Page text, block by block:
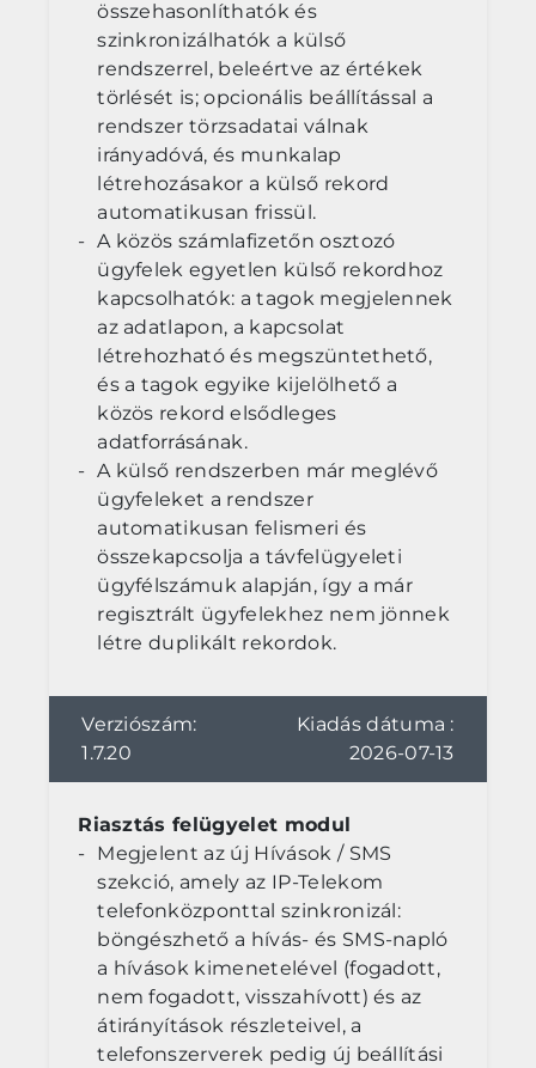
összehasonlíthatók és
szinkronizálhatók a külső
rendszerrel, beleértve az értékek
törlését is; opcionális beállítással a
rendszer törzsadatai válnak
irányadóvá, és munkalap
létrehozásakor a külső rekord
automatikusan frissül.
A közös számlafizetőn osztozó
ügyfelek egyetlen külső rekordhoz
kapcsolhatók: a tagok megjelennek
az adatlapon, a kapcsolat
létrehozható és megszüntethető,
és a tagok egyike kijelölhető a
közös rekord elsődleges
adatforrásának.
A külső rendszerben már meglévő
ügyfeleket a rendszer
automatikusan felismeri és
összekapcsolja a távfelügyeleti
ügyfélszámuk alapján, így a már
regisztrált ügyfelekhez nem jönnek
létre duplikált rekordok.
Verziószám:
1.7.20
Kiadás dátuma :
2026-07-13
Riasztás felügyelet modul
Megjelent az új Hívások / SMS
szekció, amely az IP-Telekom
telefonközponttal szinkronizál:
böngészhető a hívás- és SMS-napló
a hívások kimenetelével (fogadott,
nem fogadott, visszahívott) és az
átirányítások részleteivel, a
telefonszerverek pedig új beállítási